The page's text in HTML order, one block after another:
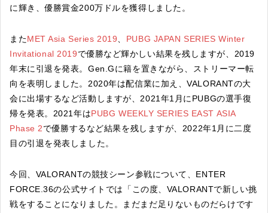
に輝き、優勝賞金200万ドルを獲得しました。
またMET Asia Series 2019
PUBG JAPAN SERIES Winter
Invitational 2019で優勝など輝かしい結果を残しますが、2019
年末に引退を発表。Gen.Gに籍を置きながら、ストリーマー転
向を表明しました。2020年は配信業に加え、VALORANTの大
会に出場するなど活動しますが、2021年1月にPUBGの選手復
帰を発表。2021年はPUBG WEEKLY SERIES EAST ASIA
Phase 2で優勝するなど結果を残しますが、2022年1月に二度
目の引退を発表しました。
今回、VALORANTの競技シーン参戦について、ENTER
FORCE.36の公式サイトでは「この度、VALORANTで新しい挑
戦をすることになりました。まだまだ足りないものだらけです